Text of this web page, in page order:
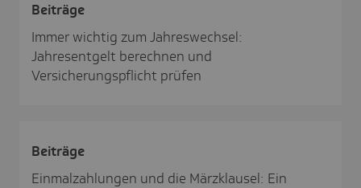
Beiträge
Immer wichtig zum Jahreswechsel:
Jahresentgelt berechnen und
Versicherungspflicht prüfen
Beiträge
Einmalzahlungen und die Märzklausel: Ein